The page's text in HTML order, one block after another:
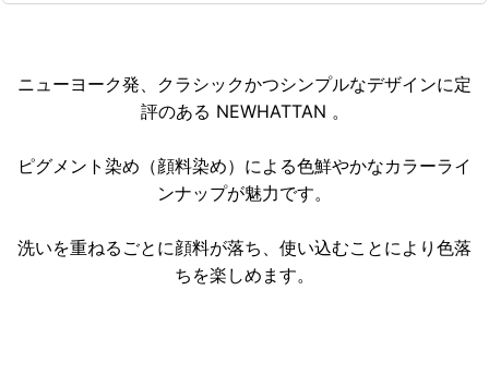
ニューヨーク発、クラシックかつシンプルなデザインに定
評のある NEWHATTAN 。
ピグメント染め（顔料染め）による色鮮やかなカラーライ
ンナップが魅力です。
洗いを重ねるごとに顔料が落ち、使い込むことにより色落
ちを楽しめます。